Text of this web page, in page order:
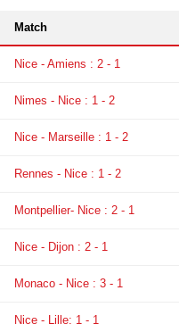
Match
Nice - Amiens : 2 - 1
Nimes - Nice : 1 - 2
Nice - Marseille : 1 - 2
Rennes - Nice : 1 - 2
Montpellier- Nice : 2 - 1
Nice - Dijon : 2 - 1
Monaco - Nice : 3 - 1
Nice - Lille: 1 - 1